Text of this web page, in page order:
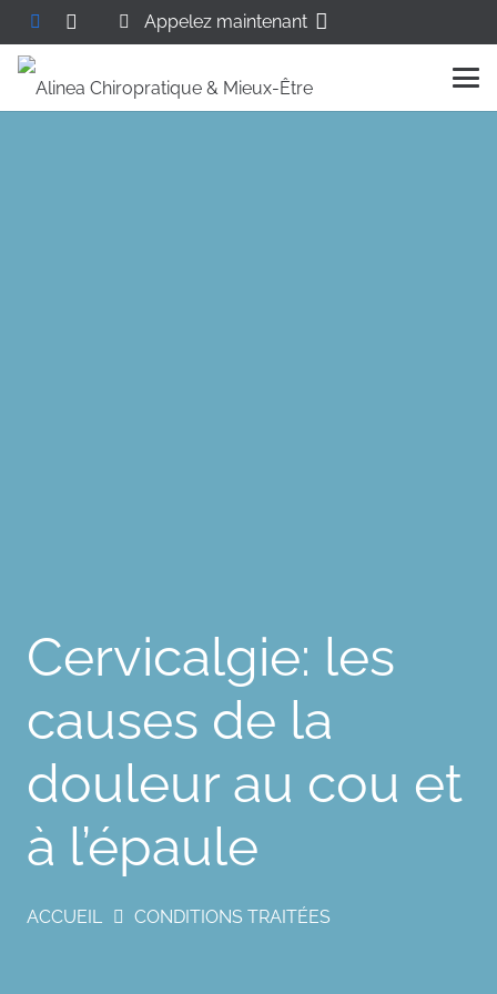
Appelez maintenant
Cervicalgie: les
causes de la
douleur au cou et
à l’épaule
ACCUEIL CONDITIONS TRAITÉES